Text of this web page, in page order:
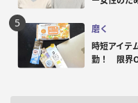
磨く
時短アイテ
勤！ 限界